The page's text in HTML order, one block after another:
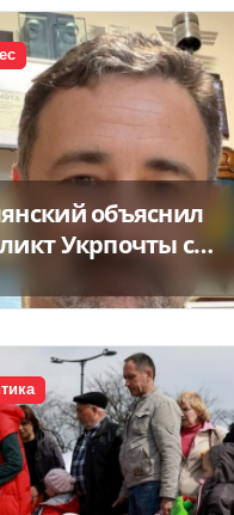
объяснил
Укрпочты с
за платежек